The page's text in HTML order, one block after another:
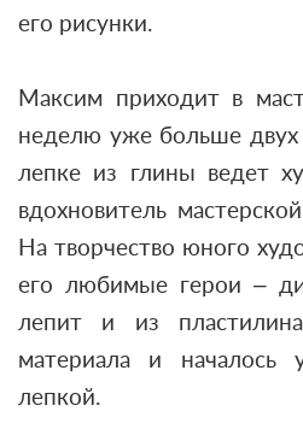
его рисунки.
Максим приходит в
неделю уже больше двух
лепке из глины ведет
вдохновитель
На творчество юного
его любимые герои –
лепит и из
материала и началось
лепкой.